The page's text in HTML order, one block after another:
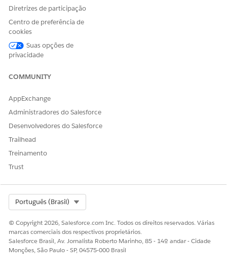
Diretrizes de participação
Centro de preferência de
cookies
Suas opções de
privacidade
COMMUNITY
AppExchange
Administradores do Salesforce
Desenvolvedores do Salesforce
Trailhead
Treinamento
Trust
Português (Brasil)
© Copyright 2026, Salesforce.com Inc. Todos os direitos reservados. Várias
marcas comerciais dos respectivos proprietários.
Salesforce Brasil, Av. Jornalista Roberto Marinho, 85 - 14º andar - Cidade
Monções, São Paulo - SP, 04575-000 Brasil